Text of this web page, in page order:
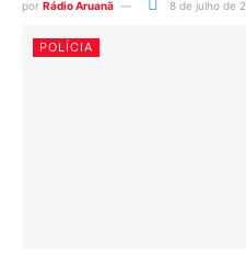
por Rádio Aruanã 8 de julho de
POLÍCIA